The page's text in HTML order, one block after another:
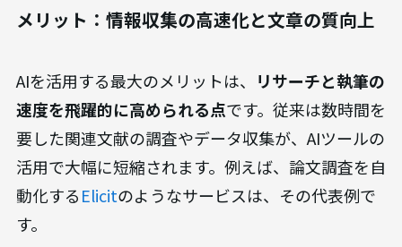
メリット：情報収集の高速化と文章の質向上
AIを活用する最大のメリットは、 リサーチと執筆の
速度を飛躍的に高められる点です。従来は数時間を
要した関連文献の調査やデータ収集が、AIツールの
活用で大幅に短縮されます。例えば、論文調査を自
動化するElicitのようなサービスは、その代表例で
す。